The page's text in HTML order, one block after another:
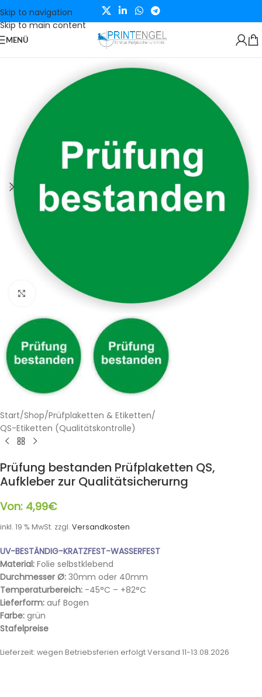
Skip to navigation
Skip to main content
MENÜ
Klicken zum Vergrößern
Start/Shop/Prüfplaketten & Etiketten/
QS-Etiketten (Qualitätskontrolle)
Prüfung bestanden Prüfplaketten QS,
Aufkleber zur Qualitätsicherurng
Von: 4,99€
inkl. 19 % MwSt. zzgl. Versandkosten
UV-BESTÄNDIG-KRATZFEST-WASSERFEST
Material: Folie selbstklebend
Durchmesser Ø: 30mm oder 40mm
Temperaturbereich: -45°C – +82°C
Lieferform: auf Bogen
Farbe: grün
Stafelpreise
Lieferzeit: wegen Betriebsferien erfolgt Versand 11-13.08.2026